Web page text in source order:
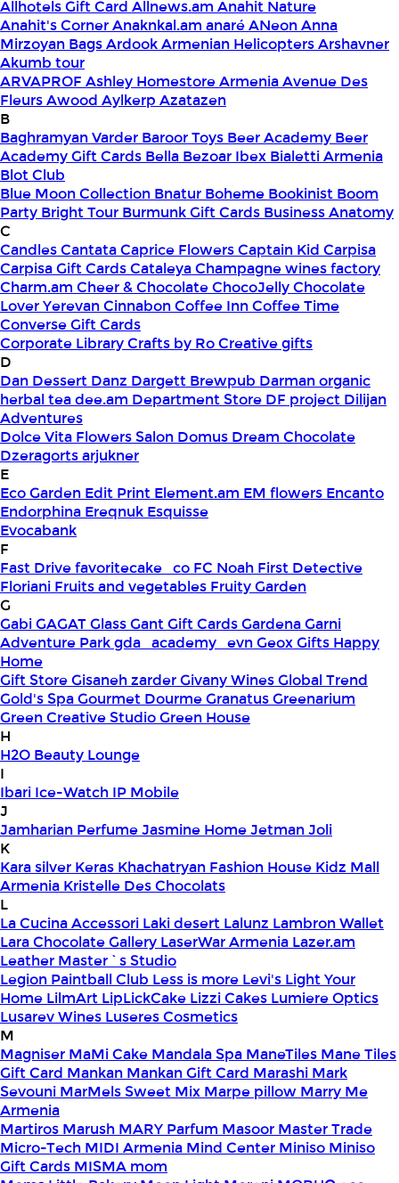
Allhotels Gift Card Allnews.am Anahit Nature
Anahit's CornerAnaknkal.am anaréANeonAnna
Mirzoyan BagsArdookArmenian HelicoptersArshavner
Akumb tour
ARVAPROF Ashley Homestore ArmeniaAvenue Des
FleursAwood Aylkerp Azatazen
B
Baghramyan Varder Baroor Toys Beer Academy Beer
Academy Gift Cards Bella Bezoar Ibex Bialetti Armenia
Blot Club
Blue Moon Collection Bnatur Boheme Bookinist Boom
Party Bright Tour Burmunk Gift Cards Business Anatomy
C
CandlesCantataCaprice FlowersCaptain Kid Carpisa
Carpisa Gift CardsCataleyaChampagne wines factory
Charm.am Cheer & ChocolateChocoJellyChocolate
Lover YerevanCinnabonCoffee InnCoffee Time
Converse Gift Cards
Corporate LibraryCrafts by RoCreative gifts
D
Dan Dessert Danz Dargett Brewpub Darman organic
herbal teadee.am Department Store DF project Dilijan
Adventures
Dolce Vita Flowers Salon Domus Dream Chocolate
Dzeragorts arjukner
E
Eco Garden Edit Print Element.am EM flowers Encanto
Endorphina Ereqnuk Esquisse
Evocabank
F
Fast Drivefavoritecake_co FC Noah First Detective
Floriani Fruits and vegetables Fruity Garden
G
GabiGAGAT GlassGant Gift CardsGardenaGarni
Adventure Parkgda_academy_evnGeoxGifts Happy
Home
Gift StoreGisaneh zarderGivany WinesGlobal Trend
Gold's SpaGourmet DourmeGranatusGreenarium
Green Creative StudioGreen House
H
H2O Beauty Lounge
I
Ibari Ice-Watch IP Mobile
J
Jamharian PerfumeJasmine HomeJetmanJoli
K
Kara silver Keras Khachatryan Fashion House Kidz Mall
Armenia Kristelle Des Chocolats
L
La Cucina Accessori Laki desert Lalunz Lambron Wallet
Lara Chocolate Gallery LaserWar Armenia Lazer.am
Leather Master`s Studio
Legion Paintball Club Less is more Levi's Light Your
Home LilmArt LipLickCake Lizzi Cakes Lumiere Optics
Lusarev Wines Luseres Cosmetics
M
Magniser MaMi Cake Mandala Spa ManeTiles Mane Tiles
Gift Card Mankan Mankan Gift Card Marashi Mark
Sevouni MarMels Sweet Mix Marpe pillow Marry Me
Armenia
Martiros Marush MARY Parfum Masoor Master Trade
Micro-Tech MIDI Armenia Mind Center Miniso Miniso
Gift Cards MISMA mom